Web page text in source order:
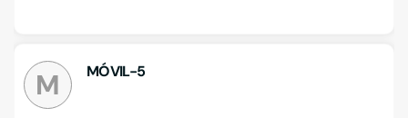
M MÓVIL-5